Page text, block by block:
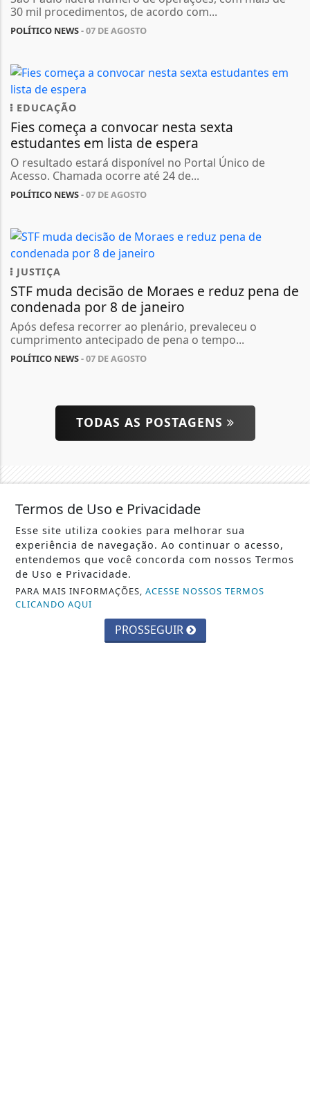
30 mil procedimentos, de acordo com...
POLÍTICO NEWS- 07 DE AGOSTO
EDUCAÇÃO
Fies começa a convocar nesta sexta
estudantes em lista de espera
O resultado estará disponível no Portal Único de
Acesso. Chamada ocorre até 24 de...
POLÍTICO NEWS- 07 DE AGOSTO
JUSTIÇA
STF muda decisão de Moraes e reduz pena de
condenada por 8 de janeiro
Após defesa recorrer ao plenário, prevaleceu o
cumprimento antecipado de pena o tempo...
POLÍTICO NEWS- 07 DE AGOSTO
TODAS AS POSTAGENS
SIGAPOLITICONEWS NAS REDES SOCIAIS
Termos de Uso e Privacidade
Esse site utiliza cookies para melhorar sua
experiência de navegação. Ao continuar o acesso,
entendemos que você concorda com nossos Termos
de Uso e Privacidade.
PARA MAIS INFORMAÇÕES,ACESSE NOSSOS TERMOS
CLICANDO AQUI
PROSSEGUIR